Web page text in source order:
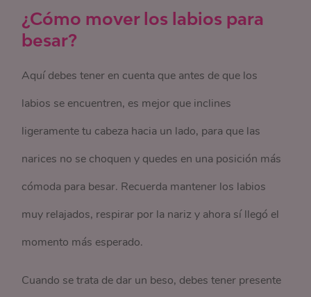
¿Cómo mover los labios para
besar?
Aquí debes tener en cuenta que antes de que los
labios se encuentren, es mejor que inclines
ligeramente tu cabeza hacia un lado, para que las
narices no se choquen y quedes en una posición más
cómoda para besar. Recuerda mantener los labios
muy relajados, respirar por la nariz y ahora sí llegó el
momento más esperado.
Cuando se trata de dar un beso, debes tener presente